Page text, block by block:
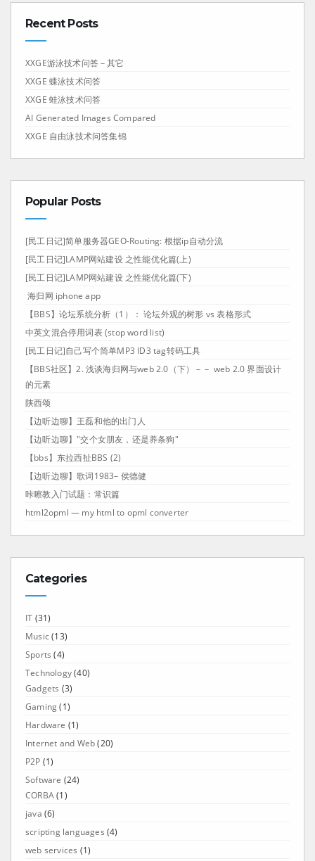
Recent Posts
XXGE游泳技术问答－其它
XXGE 蝶泳技术问答
XXGE 蛙泳技术问答
AI Generated Images Compared
XXGE 自由泳技术问答集锦
Popular Posts
[民工日记]简单服务器GEO-Routing: 根据ip自动分流
[民工日记]LAMP网站建设 之性能优化篇(上)
[民工日记]LAMP网站建设 之性能优化篇(下)
海归网 iphone app
【BBS】论坛系统分析（1）： 论坛外观的树形 vs 表格形式
中英文混合停用词表 (stop word list)
[民工日记]自己写个简单MP3 ID3 tag转码工具
【BBS社区】2. 浅谈海归网与web 2.0（下）－－ web 2.0 界面设计
的元素
陕西颂
【边听边聊】王磊和他的出门人
【边听边聊】"交个女朋友，还是养条狗"
【bbs】东拉西扯BBS (2)
【边听边聊】歌词1983– 侯德健
咔嚓教入门试题：常识篇
html2opml — my html to opml converter
Categories
IT (31)
Music (13)
Sports (4)
Technology(40)
Gadgets (3)
Gaming(1)
Hardware (1)
Internet and Web(20)
P2P (1)
Software (24)
CORBA(1)
java (6)
scripting languages (4)
web services (1)